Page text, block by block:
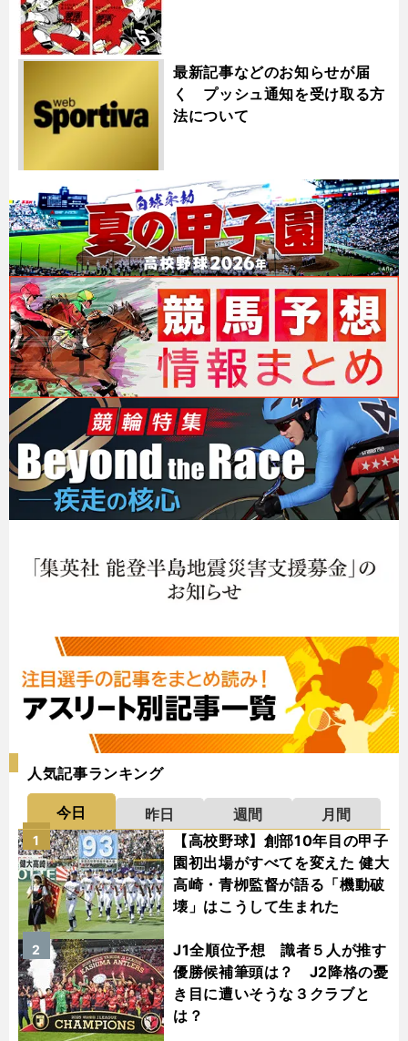
最新記事などのお知らせが届
く プッシュ通知を受け取る方
法について
人気記事ランキング
今日 昨日 週間
月間
【高校野球】創部10年目の甲子
園初出場がすべてを変えた 健大
高崎・青栁監督が語る「機動破
壊」はこうして生まれた
1
J1全順位予想 識者５人が推す
優勝候補筆頭は？ J2降格の憂
き目に遭いそうな３クラブと
は？
2